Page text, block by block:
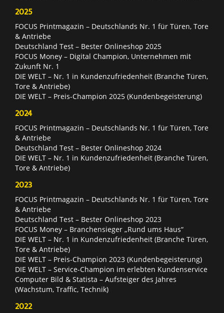
2025
FOCUS Printmagazin – Deutschlands Nr. 1 für Türen, Tore
& Antriebe
Deutschland Test – Bester Onlineshop 2025
FOCUS Money – Digital Champion, Unternehmen mit
Zukunft Nr. 1
DIE WELT – Nr. 1 in Kundenzufriedenheit (Branche Türen,
Tore & Antriebe)
DIE WELT – Preis-Champion 2025 (Kundenbegeisterung)
2024
FOCUS Printmagazin – Deutschlands Nr. 1 für Türen, Tore
& Antriebe
Deutschland Test – Bester Onlineshop 2024
DIE WELT – Nr. 1 in Kundenzufriedenheit (Branche Türen,
Tore & Antriebe)
2023
FOCUS Printmagazin – Deutschlands Nr. 1 für Türen, Tore
& Antriebe
Deutschland Test – Bester Onlineshop 2023
FOCUS Money – Branchensieger „Rund ums Haus“
DIE WELT – Nr. 1 in Kundenzufriedenheit (Branche Türen,
Tore & Antriebe)
DIE WELT – Preis-Champion 2023 (Kundenbegeisterung)
DIE WELT – Service-Champion im erlebten Kundenservice
Computer Bild & Statista – Aufsteiger des Jahres
(Wachstum, Traffic, Technik)
2022